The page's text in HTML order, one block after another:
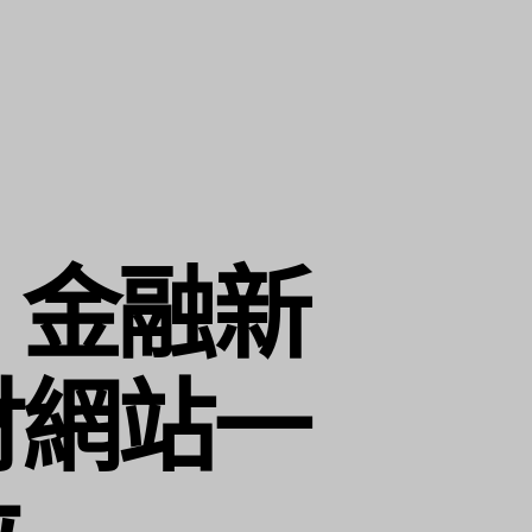
融新
站一